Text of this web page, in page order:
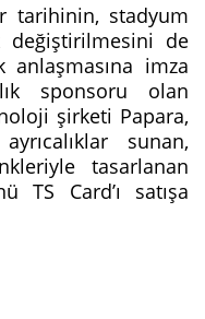
tarihinin, stadyum
değiştirilmesini de
imza
sponsoru olan
şirketi Papara,
sunan,
tasarlanan
Card’ı satışa